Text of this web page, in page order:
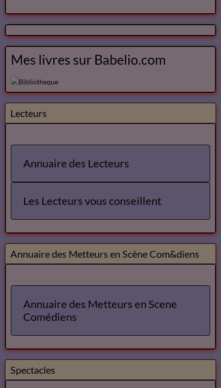
Mes livres sur Babelio.com
Lecteurs
Annuaire des Lecteurs
Les Lecteurs vous conseillent
Annuaire des Metteurs en Scène Com&diens
Annuaire des Metteurs en Scene
Comédiens
Spectacles